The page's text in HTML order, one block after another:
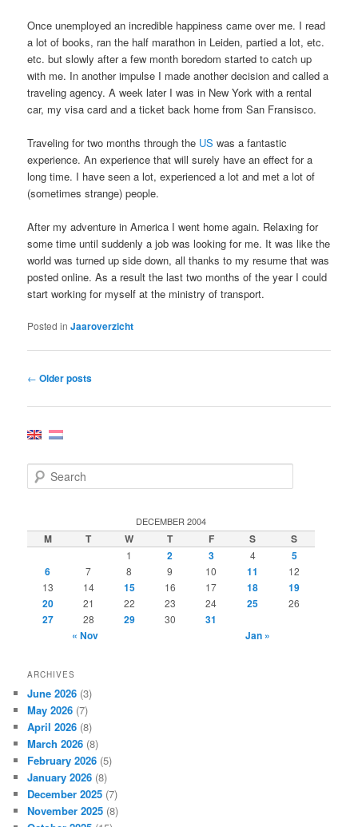
Once unemployed an incredible happiness came over me. I read
a lot of books, ran the half marathon in Leiden, partied a lot, etc.
etc. but slowly after a few month boredom started to catch up
with me. In another impulse I made another decision and called a
traveling agency. A week later I was in New York with a rental
car, my visa card and a ticket back home from San Fransisco.
Traveling for two months through the US was a fantastic
experience. An experience that will surely have an effect for a
long time. I have seen a lot, experienced a lot and met a lot of
(sometimes strange) people.
After my adventure in America I went home again. Relaxing for
some time until suddenly a job was looking for me. It was like the
world was turned up side down, all thanks to my resume that was
posted online. As a result the last two months of the year I could
start working for myself at the ministry of transport.
Posted in Jaaroverzicht
Post
← Older posts
e
c
h
DECEMBER 2004
M T W T F S S
1 2 3 4
5
6
7 8 9 10 11
12
13
14 15 16 17 18
19
20
21 22 23 24 25 26
27 28 29 30
31
« Nov
Jan »
ARCHIVES
June 2026 (3)
May 2026 (7)
April 2026 (8)
March 2026 (8)
February 2026 (5)
January 2026 (8)
December 2025 (7)
November 2025 (8)